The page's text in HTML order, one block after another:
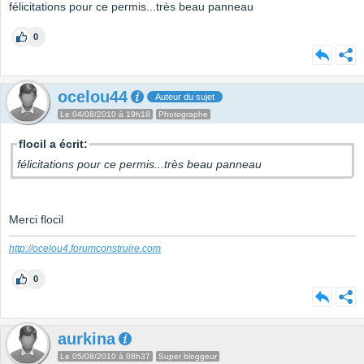
félicitations pour ce permis...très beau panneau
0
ocelou44 Auteur du sujet
Le 04/08/2010 à 19h18 Photographe
flocil a écrit:
félicitations pour ce permis...très beau panneau
Merci flocil
http://ocelou4.forumconstruire.com
0
aurkina
Le 05/08/2010 à 08h37 Super bloggeur